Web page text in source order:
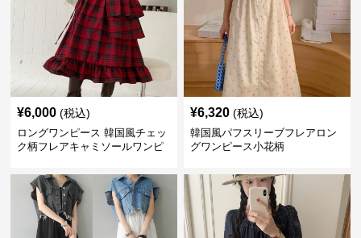
¥6,000 (税込)
ロングワンピース 韓国風チェッ
ク柄フレアキャミソールワンピ
¥6,320 (税込)
韓国風パフスリーブフレアロン
グワンピース小花柄